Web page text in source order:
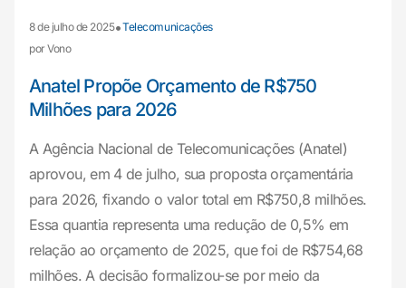
8 de julho de 2025•Telecomunicações
por Vono
Anatel Propõe Orçamento de R$750
Milhões para 2026
A Agência Nacional de Telecomunicações (Anatel)
aprovou, em 4 de julho, sua proposta orçamentária
para 2026, fixando o valor total em R$750,8 milhões.
Essa quantia representa uma redução de 0,5% em
relação ao orçamento de 2025, que foi de R$754,68
milhões. A decisão formalizou-se por meio da